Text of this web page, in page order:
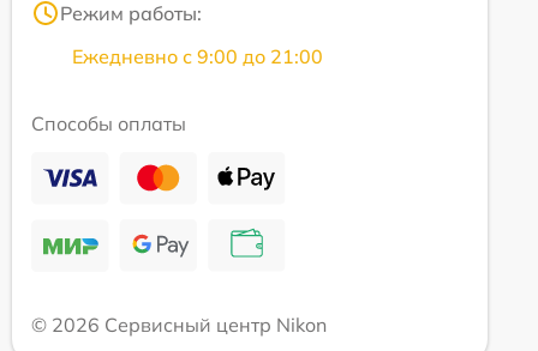
Режим работы:
Ежедневно с 9:00 до 21:00
Способы оплаты
© 2026 Сервисный центр Nikon